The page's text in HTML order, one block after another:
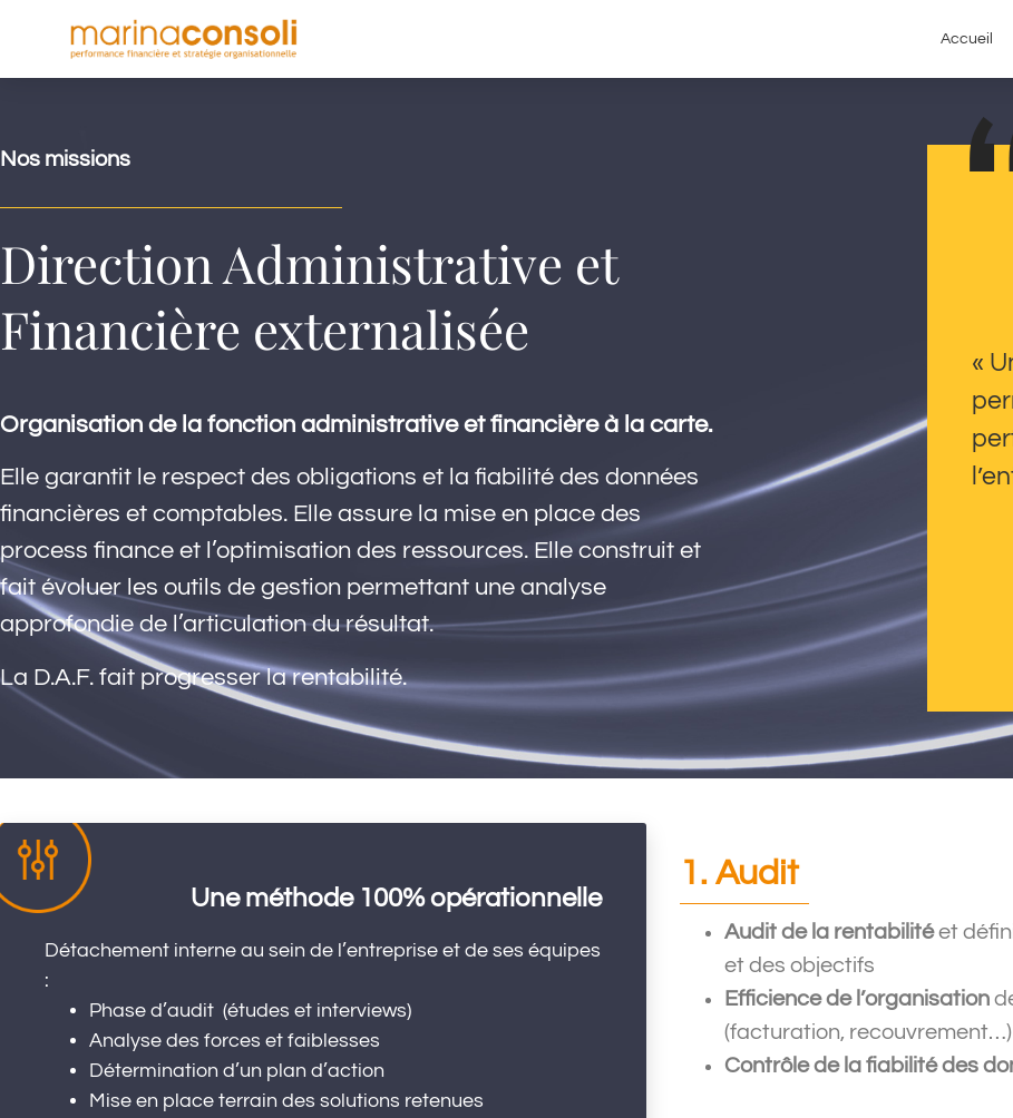
Accueil
Nos missions
Direction Administrative et
Financière externalisée
Organisation de la fonction administrative et financière à la carte.
Elle garantit le respect des obligations et la fiabilité des données
financières et comptables. Elle assure la mise en place des
process finance et l’optimisation des ressources. Elle construit et
fait évoluer les outils de gestion permettant une analyse
approfondie de l’articulation du résultat.
La D.A.F. fait progresser la rentabilité.
«
Une méthode 100% opérationnelle
Détachement interne au sein de l’entreprise et de ses équipes
:
Phase d’audit (études et interviews)
Analyse des forces et faiblesses
Détermination d’un plan d’action
Mise en place terrain des solutions retenues
1. Audit
Audit de la rentabilitéet
et des objectifs
Efficience de l’organisation
(facturation,
Contrôle de la fiabilité des